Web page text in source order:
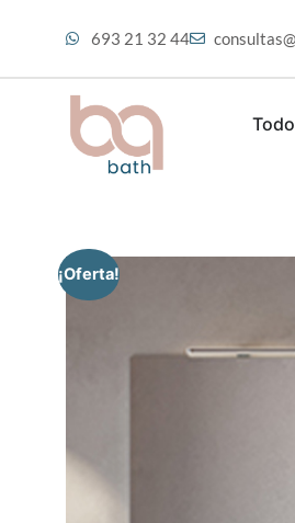
693 21 32 44
¡Oferta!